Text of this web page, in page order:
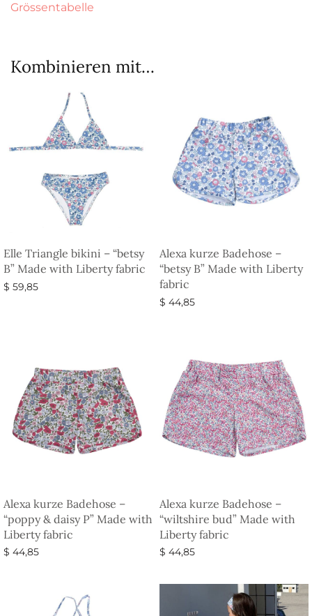
Grössentabelle
Kombinieren mit…
Elle Triangle bikini – “betsy
B” Made with Liberty fabric
$ 59,85
Alexa kurze Badehose –
“betsy B” Made with Liberty
fabric
$ 44,85
Alexa kurze Badehose –
“poppy & daisy P” Made with
Liberty fabric
$ 44,85
Alexa kurze Badehose –
“wiltshire bud” Made with
Liberty fabric
$ 44,85